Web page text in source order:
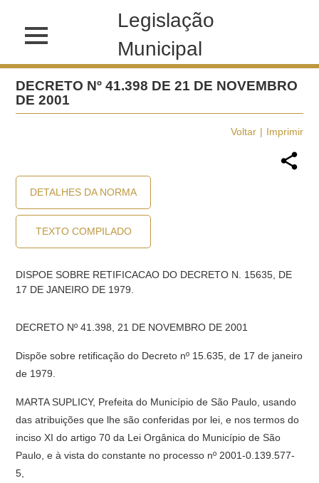
Legislação
Municipal
DECRETO Nº 41.398 DE 21 DE NOVEMBRO
DE 2001
Voltar Imprimir
DETALHES DA NORMA
TEXTO COMPILADO
DISPOE SOBRE RETIFICACAO DO DECRETO N. 15635, DE
17 DE JANEIRO DE 1979.
DECRETO Nº 41.398, 21 DE NOVEMBRO DE 2001
Dispõe sobre retificação do Decreto nº 15.635, de 17 de janeiro
de 1979.
MARTA SUPLICY, Prefeita do Município de São Paulo, usando
das atribuições que lhe são conferidas por lei, e nos termos do
inciso XI do artigo 70 da Lei Orgânica do Município de São
Paulo, e à vista do constante no processo nº 2001-0.139.577-
5,